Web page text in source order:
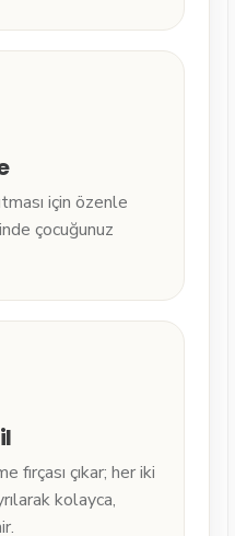
için özenle
çocuğunuz
çıkar; her iki
kolayca,